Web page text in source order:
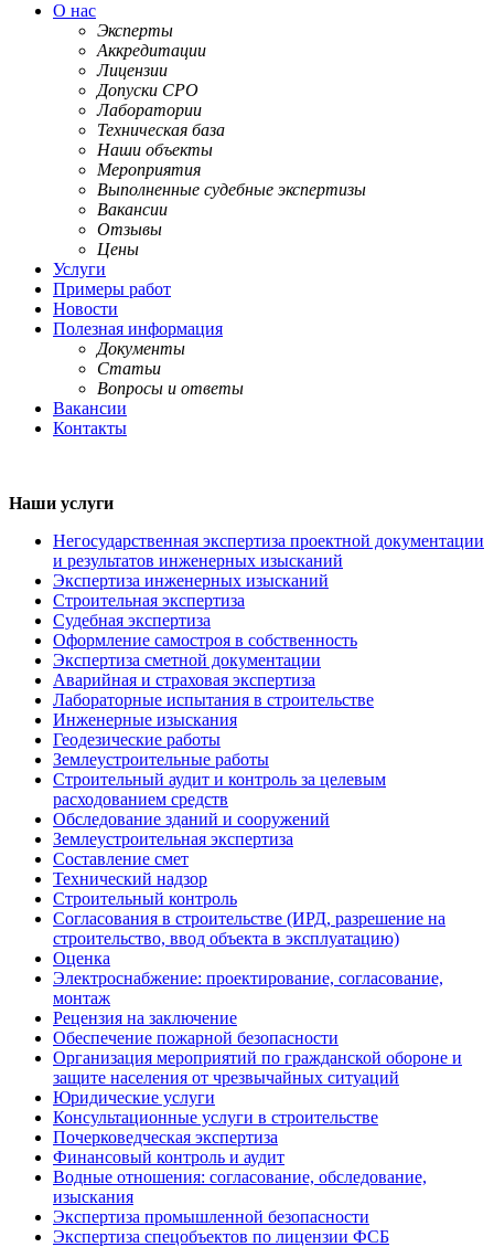
О нас
Эксперты
Аккредитации
Лицензии
Допуски СРО
Лаборатории
Техническая база
Наши объекты
Мероприятия
Выполненные судебные экспертизы
Вакансии
Отзывы
Цены
Услуги
Примеры работ
Новости
Полезная информация
Документы
Статьи
Вопросы и ответы
Вакансии
Контакты
Наши услуги
Негосударственная экспертиза проектной документации
и результатов инженерных изысканий
Экспертиза инженерных изысканий
Строительная экспертиза
Судебная экспертиза
Оформление самостроя в собственность
Экспертиза сметной документации
Аварийная и страховая экспертиза
Лабораторные испытания в строительстве
Инженерные изыскания
Геодезические работы
Землеустроительные работы
Строительный аудит и контроль за целевым
расходованием средств
Обследование зданий и сооружений
Землеустроительная экспертиза
Составление смет
Технический надзор
Строительный контроль
Согласования в строительстве (ИРД, разрешение на
строительство, ввод объекта в эксплуатацию)
Оценка
Электроснабжение: проектирование, согласование,
монтаж
Рецензия на заключение
Обеспечение пожарной безопасности
Организация мероприятий по гражданской обороне и
защите населения от чрезвычайных ситуаций
Юридические услуги
Консультационные услуги в строительстве
Почерковедческая экспертиза
Финансовый контроль и аудит
Водные отношения: согласование, обследование,
изыскания
Экспертиза промышленной безопасности
Экспертиза спецобъектов по лицензии ФСБ